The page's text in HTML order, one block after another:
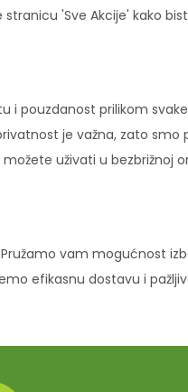
'Sve Akcije' kako
i pouzdanost prilikom
je važna, zato
uživati u bezbrižnoj
vam mogućnost
efikasnu dostavu i